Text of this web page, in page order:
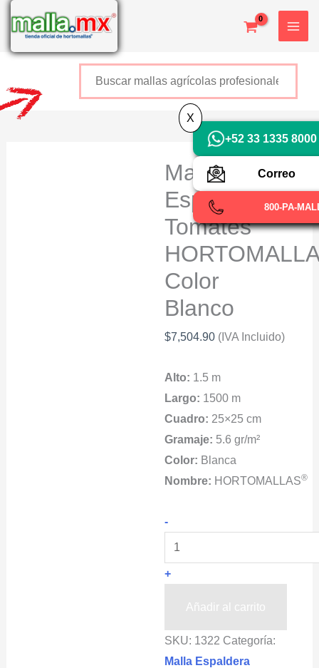
contenido
Malla
Espaldera
Tomates
Color
Blanco
$7,504.90 (IVA Incluido)
Alto: 1.5 m
Largo: 1500 m
Cuadro: 25×25 cm
Gramaje: 5.6 gr/m²
Color: Blanca
Nombre: HORTOMALLAS®
-Malla
Espaldera
Tomates
HORTOMALLAS®
Color
cantidad
+
Añadir al carrito
SKU: 1322 Categoría:
Malla Espaldera
+52 800 726 2552
+52 33 1335 8000
Correo
800-PA-
X